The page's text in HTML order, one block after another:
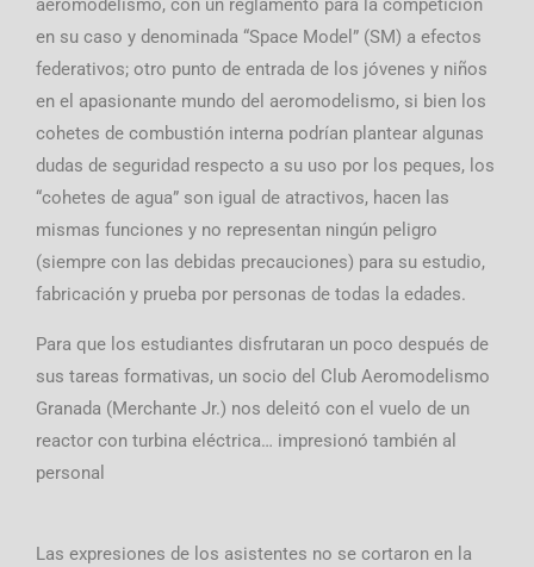
aeromodelismo, con un reglamento para la competición
en su caso y denominada “Space Model” (SM) a efectos
federativos; otro punto de entrada de los jóvenes y niños
en el apasionante mundo del aeromodelismo, si bien los
cohetes de combustión interna podrían plantear algunas
dudas de seguridad respecto a su uso por los peques, los
“cohetes de agua” son igual de atractivos, hacen las
mismas funciones y no representan ningún peligro
(siempre con las debidas precauciones) para su estudio,
fabricación y prueba por personas de todas la edades.
Para que los estudiantes disfrutaran un poco después de
sus tareas formativas, un socio del Club Aeromodelismo
Granada (Merchante Jr.) nos deleitó con el vuelo de un
reactor con turbina eléctrica… impresionó también al
personal
Las expresiones de los asistentes no se cortaron en la